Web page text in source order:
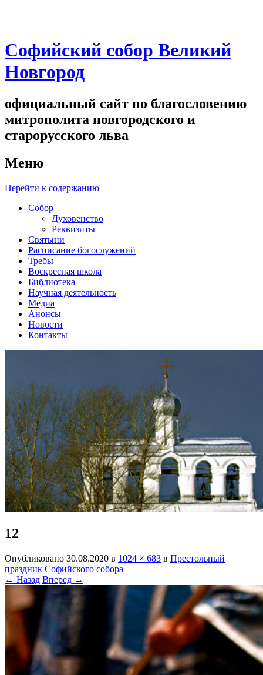
Софийский собор Великий
Новгород
официальный сайт по благословению
митрополита новгородского и
старорусского льва
Меню
Перейти к содержанию
Собор
Духовенство
Реквизиты
Святыни
Расписание богослужений
Требы
Воскресная школа
Библиотека
Научная деятельность
Медиа
Анонсы
Новости
Контакты
12
Опубликовано 30.08.2020 в 1024 × 683 в Престольный
праздник Софийского собора
← Назад Вперед →